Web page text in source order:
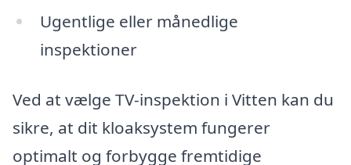
Ugentlige eller månedlige
inspektioner
Ved at vælge TV-inspektion i Vitten kan du
sikre, at dit kloaksystem fungerer
optimalt og forbygge fremtidige